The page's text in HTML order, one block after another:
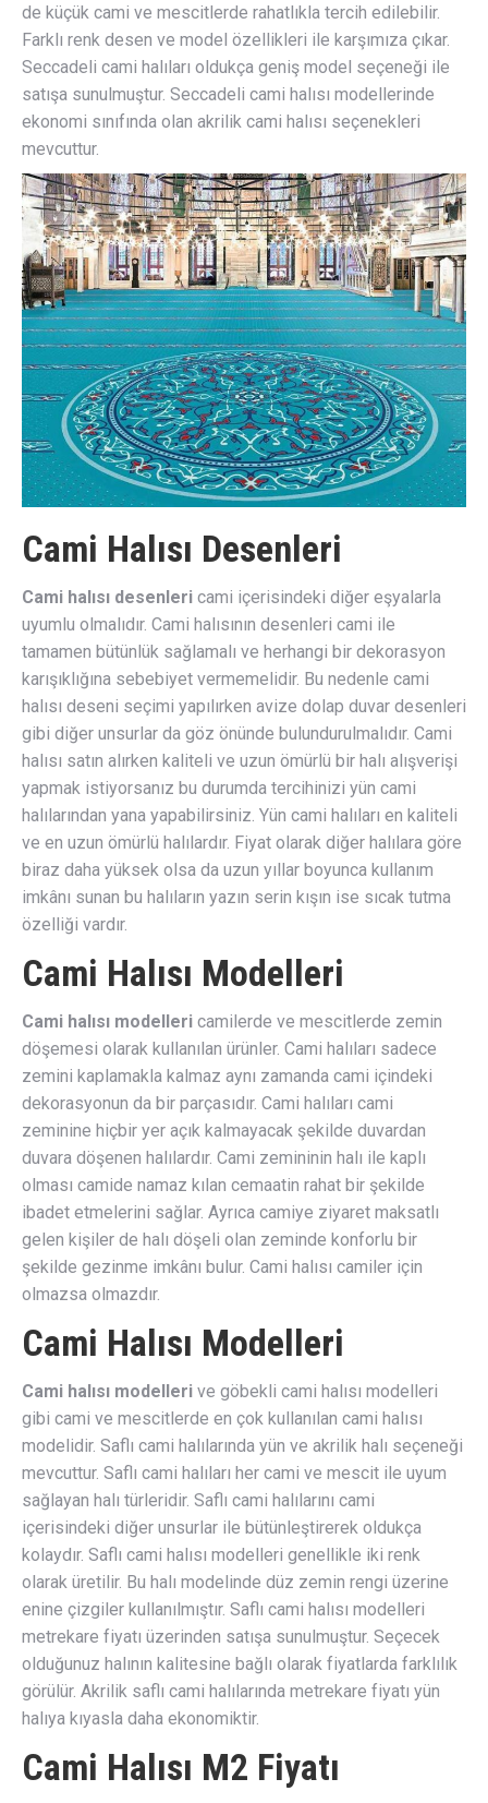
de küçük cami ve mescitlerde rahatlıkla tercih edilebilir.
Farklı renk desen ve model özellikleri ile karşımıza çıkar.
Seccadeli cami halıları oldukça geniş model seçeneği ile
satışa sunulmuştur. Seccadeli cami halısı modellerinde
ekonomi sınıfında olan akrilik cami halısı seçenekleri
mevcuttur.
Cami Halısı Desenleri
Cami halısı desenleri cami içerisindeki diğer eşyalarla
uyumlu olmalıdır. Cami halısının desenleri cami ile
tamamen bütünlük sağlamalı ve herhangi bir dekorasyon
karışıklığına sebebiyet vermemelidir. Bu nedenle cami
halısı deseni seçimi yapılırken avize dolap duvar desenleri
gibi diğer unsurlar da göz önünde bulundurulmalıdır. Cami
halısı satın alırken kaliteli ve uzun ömürlü bir halı alışverişi
yapmak istiyorsanız bu durumda tercihinizi yün cami
halılarından yana yapabilirsiniz. Yün cami halıları en kaliteli
ve en uzun ömürlü halılardır. Fiyat olarak diğer halılara göre
biraz daha yüksek olsa da uzun yıllar boyunca kullanım
imkânı sunan bu halıların yazın serin kışın ise sıcak tutma
özelliği vardır.
Cami Halısı Modelleri
Cami halısı modelleri camilerde ve mescitlerde zemin
döşemesi olarak kullanılan ürünler. Cami halıları sadece
zemini kaplamakla kalmaz aynı zamanda cami içindeki
dekorasyonun da bir parçasıdır. Cami halıları cami
zeminine hiçbir yer açık kalmayacak şekilde duvardan
duvara döşenen halılardır. Cami zemininin halı ile kaplı
olması camide namaz kılan cemaatin rahat bir şekilde
ibadet etmelerini sağlar. Ayrıca camiye ziyaret maksatlı
gelen kişiler de halı döşeli olan zeminde konforlu bir
şekilde gezinme imkânı bulur. Cami halısı camiler için
olmazsa olmazdır.
Cami Halısı Modelleri
Cami halısı modelleri ve göbekli cami halısı modelleri
gibi cami ve mescitlerde en çok kullanılan cami halısı
modelidir. Saflı cami halılarında yün ve akrilik halı seçeneği
mevcuttur. Saflı cami halıları her cami ve mescit ile uyum
sağlayan halı türleridir. Saflı cami halılarını cami
içerisindeki diğer unsurlar ile bütünleştirerek oldukça
kolaydır. Saflı cami halısı modelleri genellikle iki renk
olarak üretilir. Bu halı modelinde düz zemin rengi üzerine
enine çizgiler kullanılmıştır. Saflı cami halısı modelleri
metrekare fiyatı üzerinden satışa sunulmuştur. Seçecek
olduğunuz halının kalitesine bağlı olarak fiyatlarda farklılık
görülür. Akrilik saflı cami halılarında metrekare fiyatı yün
halıya kıyasla daha ekonomiktir.
Cami Halısı M2 Fiyatı